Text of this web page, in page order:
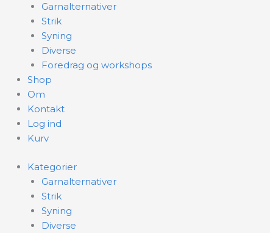
Garnalternativer
Strik
Syning
Diverse
Foredrag og workshops
Shop
Om
Kontakt
Log ind
Kurv
Kategorier
Garnalternativer
Strik
Syning
Diverse